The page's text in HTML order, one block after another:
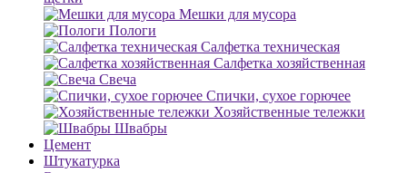
Мешки для мусора
Пологи
Салфетка техническая
Салфетка хозяйственная
Свеча
Спички, сухое горючее
Хозяйственные тележки
Швабры
Цемент
Штукатурка